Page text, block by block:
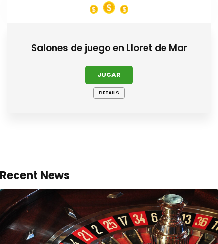
Salones de juego en Lloret de Mar
JUGAR
DETAILS
Recent News